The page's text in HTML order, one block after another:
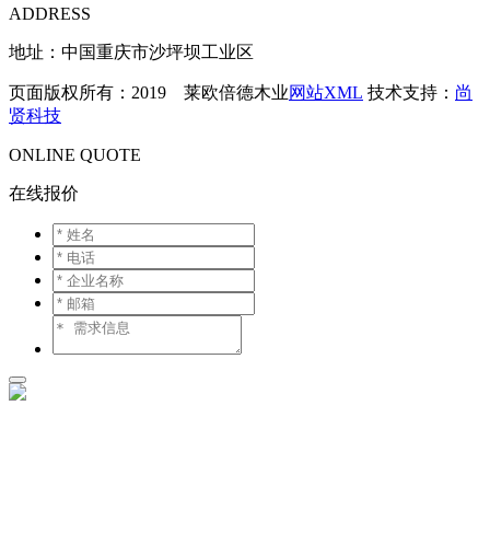
ADDRESS
地址：中国重庆市沙坪坝工业区
页面版权所有：2019 莱欧倍德木业网站XML 技术支持： 尚
贤科技
ONLINE QUOTE
在线报价